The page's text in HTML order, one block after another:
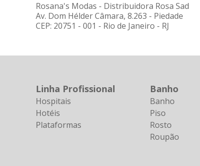
Rosana's Modas - Distribuidora Rosa Sad
Av. Dom Hélder Câmara, 8.263 - Piedade
CEP: 20751 - 001 - Rio de Janeiro - RJ
Linha Profissional
Hospitais
Hotéis
Plataformas
Banho
Banho
Piso
Rosto
Roupão